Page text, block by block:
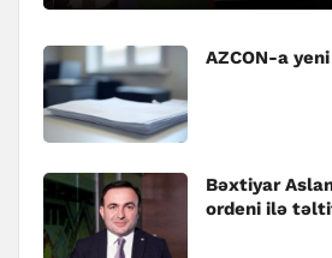
AZCON-a
Bəxtiyar
ordeni ilə